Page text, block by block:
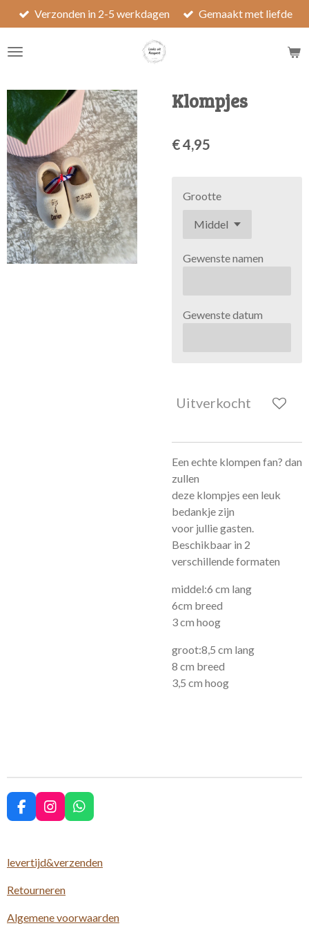
Ga
direct
naar
Verzonden in 2-5 werkdagen Gemaakt met liefde
Klompjes
€ 4,95
Grootte
Gewenste namen
Gewenste datum
Uitverkocht
Een echte klompen fan? dan
zullen
deze klompjes een leuk
bedankje zijn
voor jullie gasten.
Beschikbaar in 2
verschillende formaten
middel:6 cm lang
6cm breed
3 cm hoog
groot:8,5 cm lang
8 cm breed
3,5 cm hoog
F
a
b
o
I
n
a
r
m
W
h
s
levertijd&verzenden
Retourneren
Algemene voorwaarden